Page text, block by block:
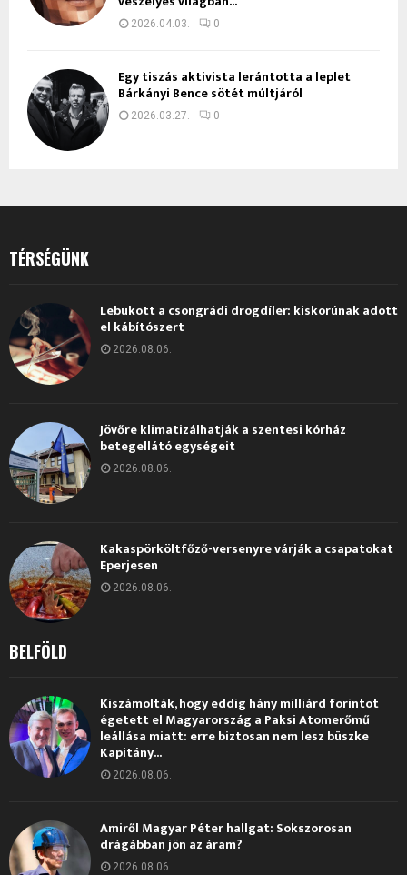
2026.04.03. 0
Egy tiszás aktivista lerántotta a leplet
Bárkányi Bence sötét múltjáról
2026.03.27. 0
TÉRSÉGÜNK
Lebukott a csongrádi drogdíler: kiskorúnak adott
el kábítószert
2026.08.06.
Jövőre klimatizálhatják a szentesi kórház
betegellátó egységeit
2026.08.06.
Kakaspörköltfőző-versenyre várják a csapatokat
Eperjesen
2026.08.06.
BELFÖLD
Kiszámolták, hogy eddig hány milliárd forintot
égetett el Magyarország a Paksi Atomerőmű
leállása miatt: erre biztosan nem lesz büszke
Kapitány...
2026.08.06.
Amiről Magyar Péter hallgat: Sokszorosan
drágábban jön az áram?
2026.08.06.